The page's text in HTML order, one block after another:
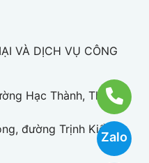
Zalo
VÀ DỊCH VỤ CÔNG
Hạc Thành, Thanh
đường Trịnh Kiểm,